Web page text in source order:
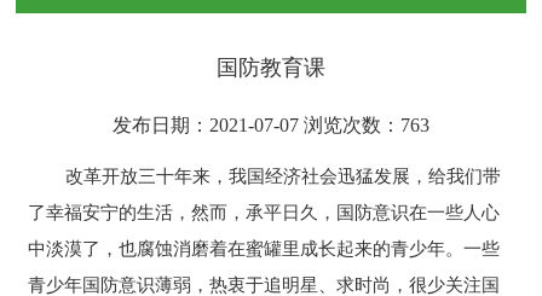
国防教育课
发布日期：2021-07-07 浏览次数： 763
改革开放三十年来，我国经济社会迅猛发展，给我们带
了幸福安宁的生活，然而，承平日久，国防意识在一些人心
中淡漠了，也腐蚀消磨着在蜜罐里成长起来的青少年。一些
青少年国防意识薄弱，热衷于追明星、求时尚，很少关注国